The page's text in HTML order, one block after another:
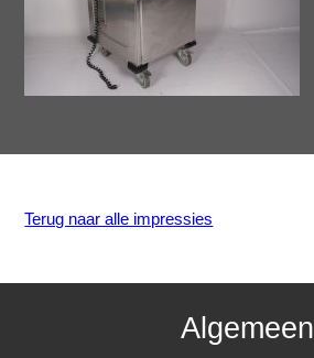
Terug naar alle impressies
Algemeen